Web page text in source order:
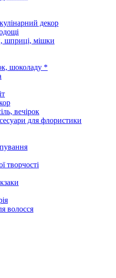
декор
шприці, мішки
шоколаду *
вечірок
для флористики
творчості
волосся